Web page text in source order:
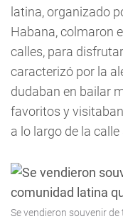
latina, organizado
Habana, colmaron
calles, para
caracterizó por la
dudaban en bailar
favoritos y
a lo largo de la calle
Se vendieron souvenir